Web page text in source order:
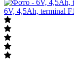
6V, 4,5Ah, terminal